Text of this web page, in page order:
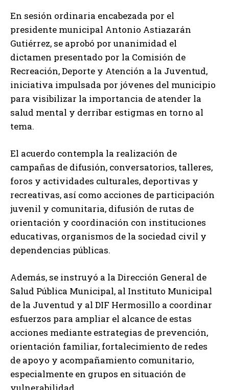
En sesión ordinaria encabezada por el
presidente municipal Antonio Astiazarán
Gutiérrez, se aprobó por unanimidad el
dictamen presentado por la Comisión de
Recreación, Deporte y Atención a la Juventud,
iniciativa impulsada por jóvenes del municipio
para visibilizar la importancia de atender la
salud mental y derribar estigmas en torno al
tema.
El acuerdo contempla la realización de
campañas de difusión, conversatorios, talleres,
foros y actividades culturales, deportivas y
recreativas, así como acciones de participación
juvenil y comunitaria, difusión de rutas de
orientación y coordinación con instituciones
educativas, organismos de la sociedad civil y
dependencias públicas.
Además, se instruyó a la Dirección General de
Salud Pública Municipal, al Instituto Municipal
de la Juventud y al DIF Hermosillo a coordinar
esfuerzos para ampliar el alcance de estas
acciones mediante estrategias de prevención,
orientación familiar, fortalecimiento de redes
de apoyo y acompañamiento comunitario,
especialmente en grupos en situación de
vulnerabilidad.